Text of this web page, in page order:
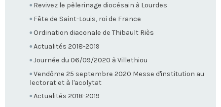
Revivez le pèlerinage diocésain à Lourdes
Fête de Saint-Louis, roi de France
Ordination diaconale de Thibault Riès
Actualités 2018-2019
Journée du 06/09/2020 à Villethiou
Vendôme 25 septembre 2020 Messe d'institution au
lectorat et à l'acolytat
Actualités 2018-2019